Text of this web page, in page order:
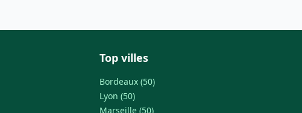
Top villes
Bordeaux (50)
Lyon (50)
Marseille (50)